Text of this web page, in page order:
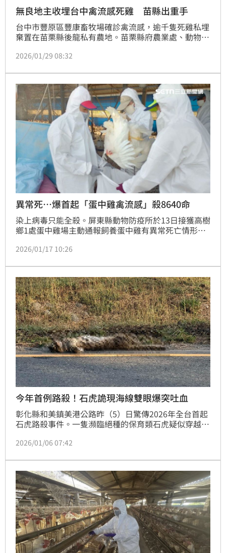
無良地主收埋台中禽流感死雞 苗縣出重手
台中市豐原區豐康畜牧場確診禽流感，逾千隻死雞私埋
棄置在苗栗縣後龍私有農地。苗栗縣府農業處、動物保
嚴姓地主重罰新台幣100萬元，依廢清法函送偵辦。
2026/01/29 08:32
異常死…爆首起「蛋中雞禽流感」殺8640命
染上病毒只能全殺。屏東縣動物防疫所於13日接獲高樹
鄉1處蛋中雞場主動通報飼養蛋中雞有異常死亡情形，
進行移動管制、對場區及周邊進行噴灑消毒作業，並採
感染H5N1亞型高病原禽流感病毒，動防所16日執行撲
殺作業，現場撲殺8640隻蛋中雞。
2026/01/17 10:26
今年首例路殺！石虎詭現海線雙眼爆突吐血
彰化縣和美鎮美港公路昨（5）日驚傳2026年全台首起
石虎路殺事件。一隻瀕臨絕種的保育類石虎疑似穿越馬
報到場確認後，除了痛心外，也對原本棲息於山區的物
關單位將遺體送驗，以釐清其遷徙原因。
2026/01/06 07:42